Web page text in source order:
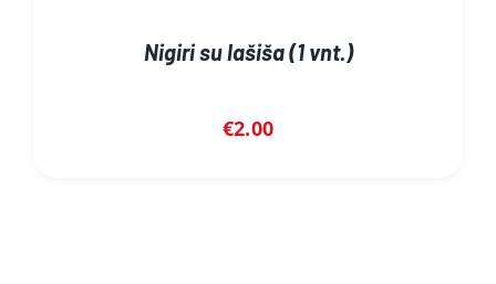
Nigiri su lašiša (1 vnt.)
€2.00